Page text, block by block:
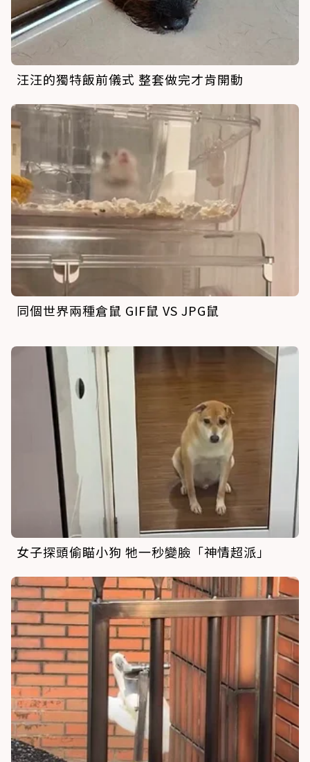
汪汪的獨特飯前儀式 整套做完才肯開動
同個世界兩種倉鼠 GIF鼠 VS JPG鼠
女子探頭偷瞄小狗 牠一秒變臉「神情超派」